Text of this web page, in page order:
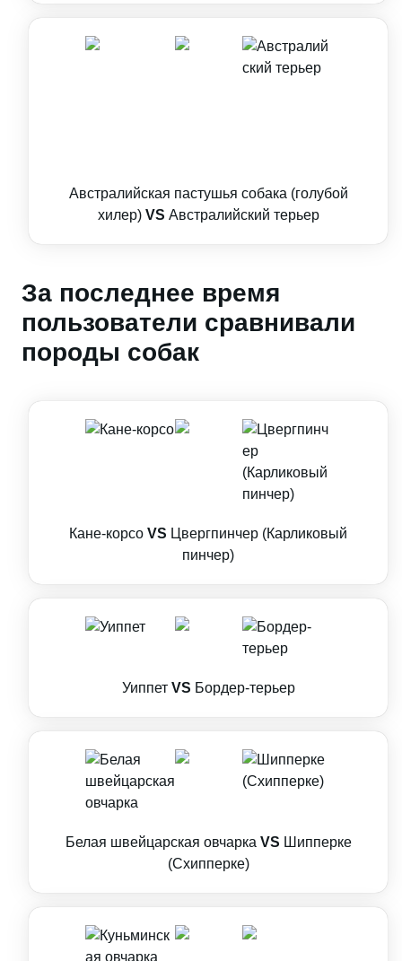
Австралийская пастушья собака (голубой
хилер) VS Австралийский терьер
За последнее время
пользователи сравнивали
породы собак
Кане-корсо VS Цвергпинчер (Карликовый
пинчер)
Уиппет VS Бордер-терьер
Белая швейцарская овчарка VS Шипперке
(Схипперке)